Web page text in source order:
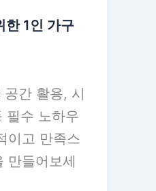
한 1인 가구
간 활용, 시
필수 노하우
이고 만족스
만들어보세